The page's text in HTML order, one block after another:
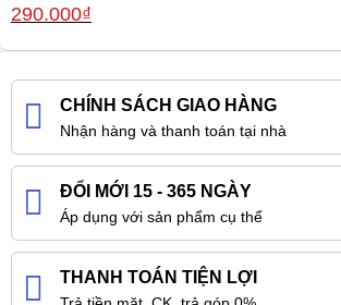
Giá
là:
450.000₫.
290.000₫
tại
là:
290.000₫.
CHÍNH SÁCH GIAO HÀNG
Nhận hàng và thanh toán tại nhà
ĐỔI MỚI 15 - 365 NGÀY
Áp dụng với sản phẩm cụ thể
THANH TOÁN TIỆN LỢI